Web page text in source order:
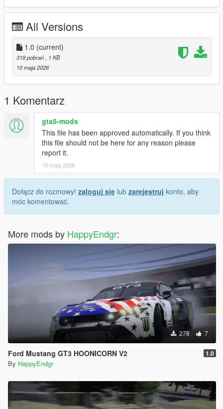
All Versions
1.0 (current)
319 pobrań
, 1 KB
10 maja 2026
1 Komentarz
gta5-mods
This file has been approved automatically. If you think
this file should not be here for any reason please
report it.
10 maja 2026
Dołącz do rozmowy! zaloguj się lub zarejestruj konto, aby
móc komentować.
More mods by HappyEndgr:
278 7
Ford Mustang GT3 HOONICORN V2 1.0
By HappyEndgr